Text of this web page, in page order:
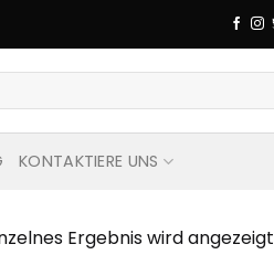
KONTAKTIERE UNS
Ergebnis wird angezeigt